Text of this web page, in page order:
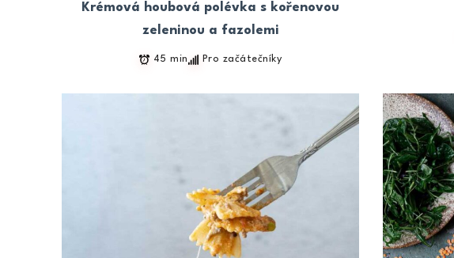
Krémová houbová polévka s kořenovou
zeleninou a fazolemi
45 min Pro začátečníky